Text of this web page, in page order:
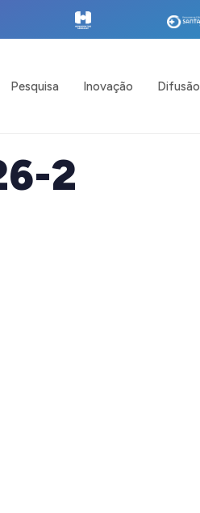
Pesquisa Inovação Difusão
2